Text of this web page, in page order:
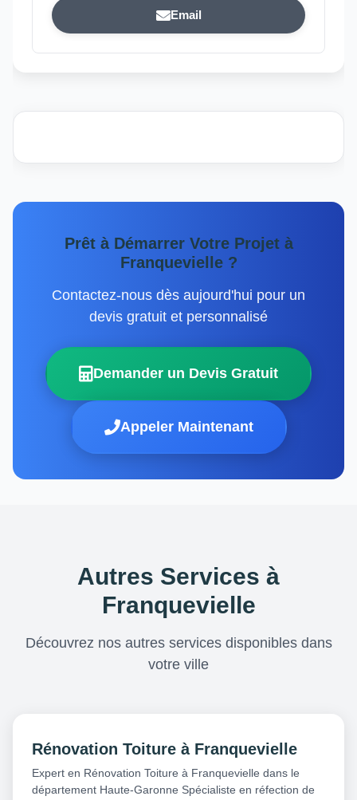
Email
Prêt à Démarrer Votre Projet à
Franquevielle ?
Contactez-nous dès aujourd'hui pour un
devis gratuit et personnalisé
Demander un Devis Gratuit
Appeler Maintenant
Autres Services à
Franquevielle
Découvrez nos autres services disponibles dans
votre ville
Rénovation Toiture à Franquevielle
Expert en Rénovation Toiture à Franquevielle dans le
département Haute-Garonne Spécialiste en réfection de